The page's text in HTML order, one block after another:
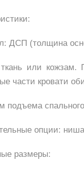
ДСП (толщина
или кожзам.
части кровати
подъема
опции:
размеры: